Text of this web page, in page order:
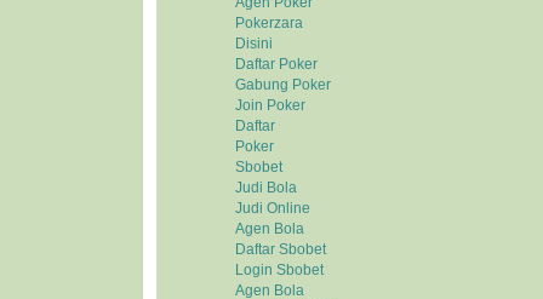
Pokerzara
Disini
Daftar Poker
Gabung Poker
Join Poker
Daftar
Poker
Sbobet
Judi Bola
Judi Online
Agen Bola
Daftar Sbobet
Login Sbobet
Agen Bola